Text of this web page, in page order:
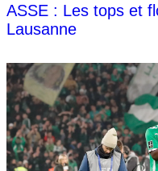
ASSE : Les tops et
Lausanne